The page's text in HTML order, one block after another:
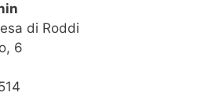
di Roddi
6